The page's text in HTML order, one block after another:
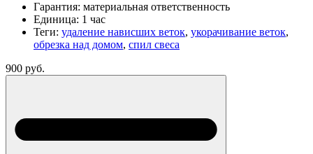
Гарантия: материальная ответственность
Единица: 1 час
Теги: удаление нависших веток, укорачивание веток,
обрезка над домом, спил свеса
900 руб.